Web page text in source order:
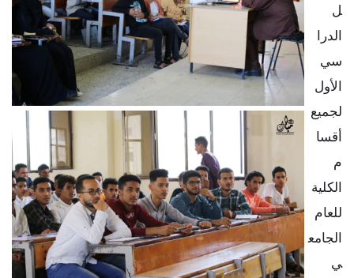
ل
الدرا
سي
الأول
لجميع
أقسا
م
الكلية
للعام
الجامع
ي